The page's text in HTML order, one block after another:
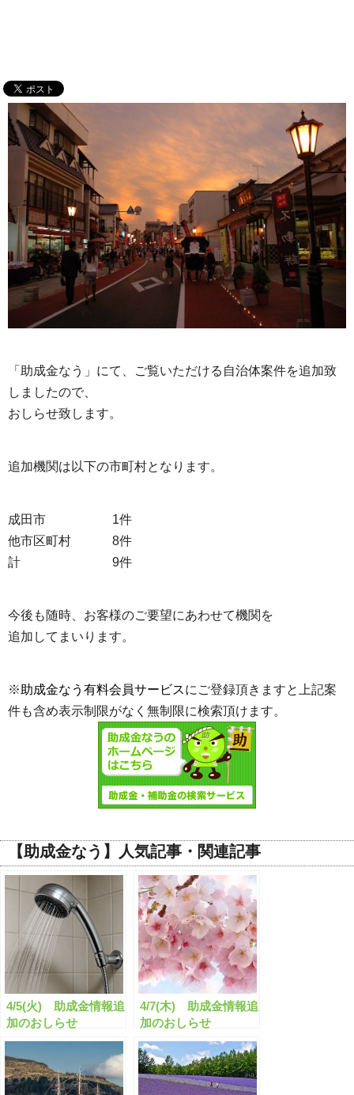
「助成金なう」にて、ご覧いただける自治体案件を追加致
しましたので、
おしらせ致します。
追加機関は以下の市町村となります。
成田市 1件
他市区町村 8件
計 9件
今後も随時、お客様のご要望にあわせて機関を
追加してまいります。
※ 助成金なう有料会員サービスにご登録頂きますと上記案
件も含め表示制限がなく無制限に検索頂けます。
【助成金なう】人気記事・関連記事
4/5(火) 助成金情報追
加のおしらせ
4/7(木) 助成金情報追
加のおしらせ